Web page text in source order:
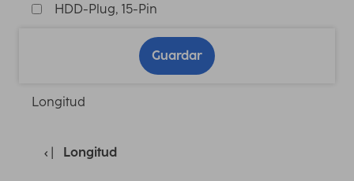
HDD-Plug, 15-Pin
Guardar
Longitud
Longitud